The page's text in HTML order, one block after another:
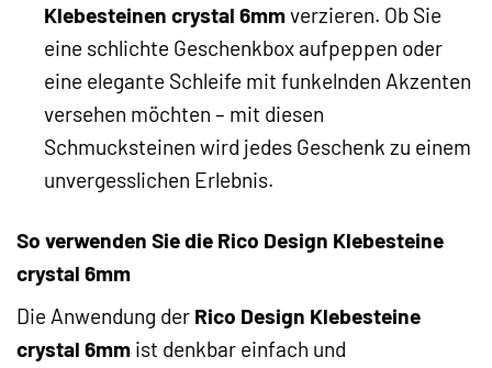
Klebesteinen crystal 6mmverzieren. Ob Sie
eine schlichte Geschenkbox aufpeppen oder
eine elegante Schleife mit funkelnden Akzenten
versehen möchten – mit diesen
Schmucksteinen wird jedes Geschenk zu einem
unvergesslichen Erlebnis.
So verwenden Sie die Rico Design Klebesteine
crystal 6mm
Die Anwendung der Rico Design Klebesteine
crystal 6mm ist denkbar einfach und